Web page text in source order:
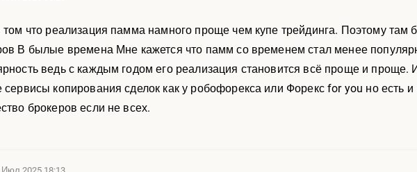
что реализация памма намного проще чем купе трейдинга. Поэтому там
В былые времена Мне кажется что памм со временем стал менее
ведь с каждым годом его реализация становится всё проще и проще.
сервисы копирования сделок как у робофорекса или Форекс for you но
брокеров если не всех.